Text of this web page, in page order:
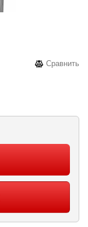
Сравнить